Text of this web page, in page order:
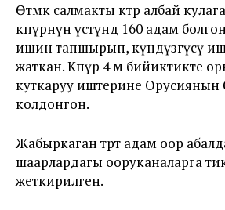
Өтмөк салмакты көтөрө албай
көпүрөнүн үстүндө 160 адам
ишин тапшырып, күндүзгүсү
жаткан. Көпүрө 4 м бийиктикте
куткаруу иштерине
колдонгон.
Жабыркаган төрт адам оор
шаарлардагы ооруканаларга
жеткирилген.